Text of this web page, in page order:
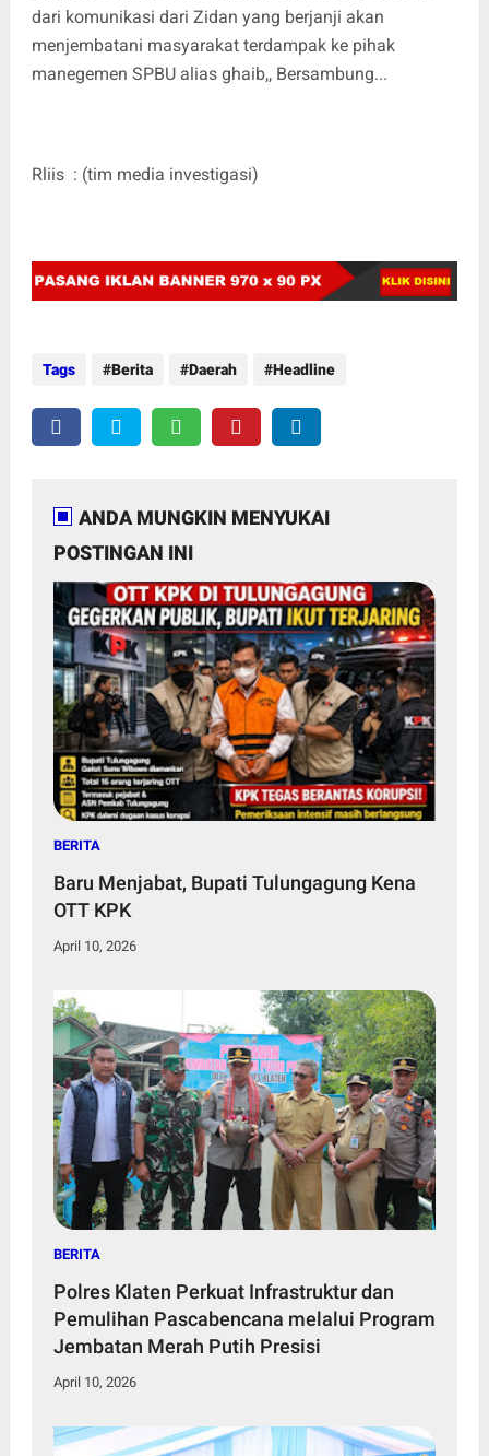
dari komunikasi dari Zidan yang berjanji akan
menjembatani masyarakat terdampak ke pihak
manegemen SPBU alias ghaib,, Bersambung...
‎Rliis : (tim media investigasi)
Tags Berita Daerah Headline
ANDA MUNGKIN MENYUKAI
POSTINGAN INI
BERITA
Baru Menjabat, Bupati Tulungagung Kena
OTT KPK
April 10, 2026
BERITA
Polres Klaten Perkuat Infrastruktur dan
Pemulihan Pascabencana melalui Program
Jembatan Merah Putih Presisi
April 10, 2026